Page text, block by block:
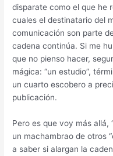
disparate como el que he
cuales el destinatario del
comunicación son parte
cadena continúa. Si me
que no pienso hacer,
mágica: “un estudio”,
un cuarto escobero a
publicación.
Pero es que voy más allá,
un machambrao de otros
a saber si alargan la